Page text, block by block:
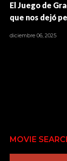
El Juego de
que nos dejó
diciembre 06, 2025
MOVIE